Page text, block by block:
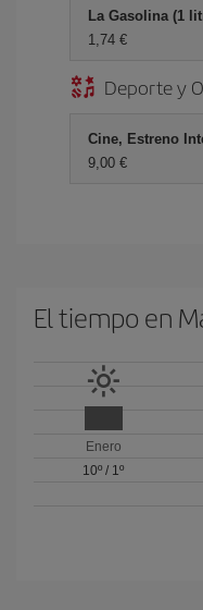
La Gasolina (1
1,74 €
Deporte y
Cine, Estreno
9,00 €
El tiempo en
Enero
10º / 1º